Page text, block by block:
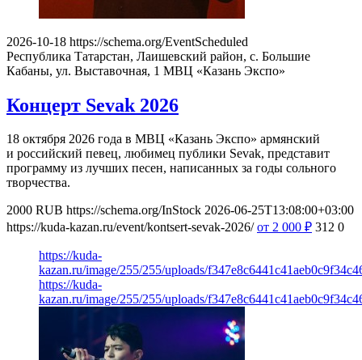
2026-10-18 https://schema.org/EventScheduled
Республика Татарстан, Лаишевский район, с. Большие
Кабаны, ул. Выставочная, 1 МВЦ «Казань Экспо»
Концерт Sevak 2026
18 октября 2026 года в МВЦ «Казань Экспо» армянский
и российский певец, любимец публики Sevak, представит
программу из лучших песен, написанных за годы сольного
творчества.
2000 RUB https://schema.org/InStock 2026-06-25T13:08:00+03:00
https://kuda-kazan.ru/event/kontsert-sevak-2026/ от 2 000 ₽ 312 0
https://kuda-
kazan.ru/image/255/255/uploads/
https://kuda-
kazan.ru/image/255/255/uploads/